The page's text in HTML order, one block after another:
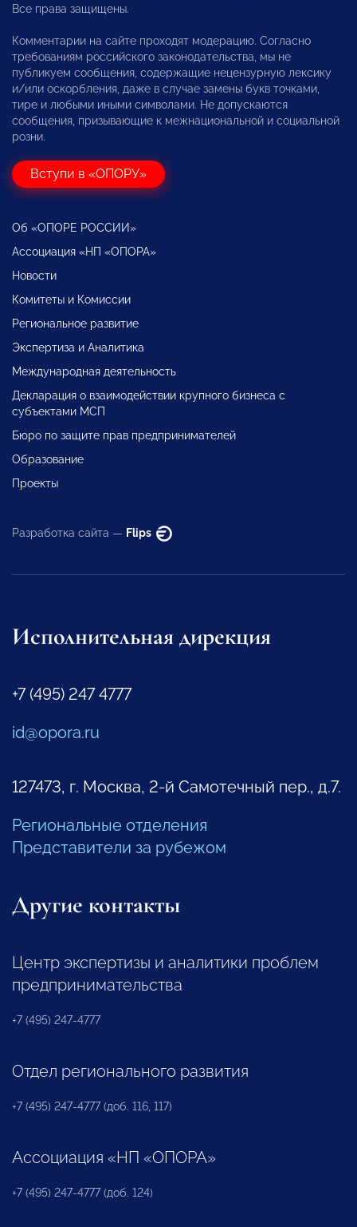
Все права защищены.
Комментарии на сайте проходят модерацию. Согласно
требованиям российского законодательства, мы не
публикуем сообщения, содержащие нецензурную лексику
и/или оскорбления, даже в случае замены букв точками,
тире и любыми иными символами. Не допускаются
сообщения, призывающие к межнациональной и социальной
розни.
Вступи в «ОПОРУ»
Об «ОПОРЕ РОССИИ»
Ассоциация «НП «ОПОРА»
Новости
Комитеты и Комиссии
Региональное развитие
Экспертиза и Аналитика
Международная деятельность
Декларация о взаимодействии крупного бизнеса с
субъектами МСП
Бюро по защите прав предпринимателей
Образование
Проекты
Разработка сайта — Flips
Исполнительная дирекция
+7 (495) 247 4777
id@opora.ru
127473, г. Москва, 2-й Самотечный пер., д.7.
Региональные отделения
Представители за рубежом
Другие контакты
Центр экспертизы и аналитики проблем
предпринимательства
+7 (495) 247-4777
Отдел регионального развития
+7 (495) 247-4777 (доб. 116, 117)
Ассоциация «НП «ОПОРА»
+7 (495) 247-4777 (доб. 124)